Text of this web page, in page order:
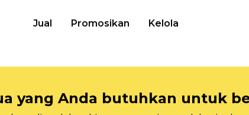
Jual Promosikan Kelola
yang Anda butuhkan untuk